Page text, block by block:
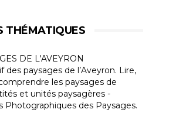
THÉMATIQUES
DE L'AVEYRON
des paysages de l’Aveyron. Lire,
les paysages de
et unités paysagères -
Photographiques des Paysages.